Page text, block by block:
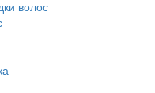
волос